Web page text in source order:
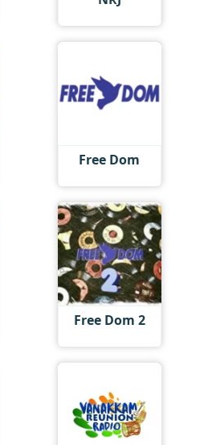
Free Dom
Free Dom 2